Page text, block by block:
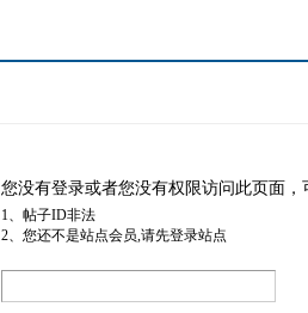
您没有登录或者您没有权限访问此页面
1、帖子ID非法
2、您还不是站点会员,请先登录站点